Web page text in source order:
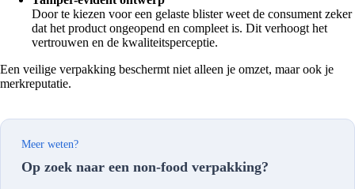
Door te kiezen voor een gelaste blister weet de consument zeker
dat het product ongeopend en compleet is. Dit verhoogt het
vertrouwen en de kwaliteitsperceptie.
Een veilige verpakking beschermt niet alleen je omzet, maar ook je
merkreputatie.
Meer weten?
Op zoek naar een non-food verpakking?